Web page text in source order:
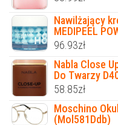
Nawilżający
MEDIPEEL
96.93zł
Nabla Close
Do Twarzy
58.85zł
Moschino
(Mol581Ddb)